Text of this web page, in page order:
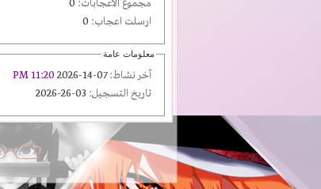
مجموع الاعجابات:
ارسلت اعجاب:
معلومات عامة
آخر نشاط:07-14-2026
11:20 PM
تاريخ التسجيل: